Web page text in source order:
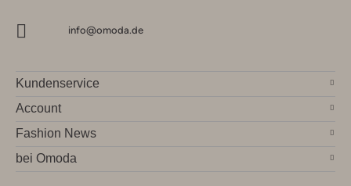
info@omoda.de
Kundenservice
Account
Fashion News
bei Omoda